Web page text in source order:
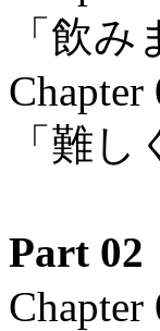
「飲
Chapter
「難
Part 02
Chapter